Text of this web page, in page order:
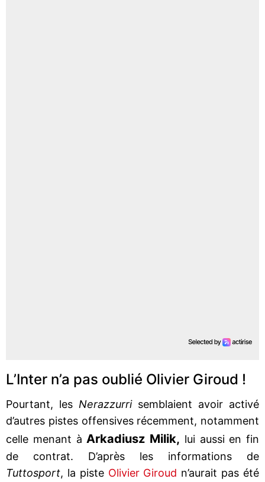
L’Inter n’a pas oublié Olivier Giroud !
Pourtant, les Nerazzurrisemblaient avoir activé
d’autres pistes offensives récemment, notamment
celle menant à Arkadiusz Milik, lui aussi en fin
de contrat. D’après les informations de
Tuttosport, la piste Olivier Giroud n’aurait pas été